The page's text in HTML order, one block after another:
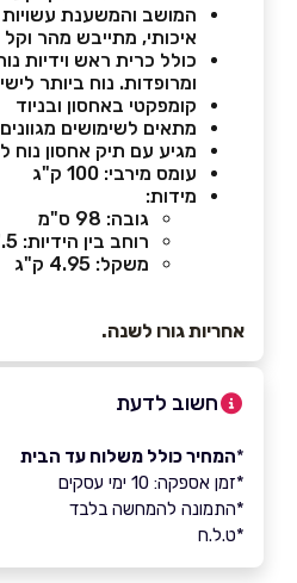
המושב והמשענת
איכותי, מתייבש מהר וקל
כולל כרית ראש וידיות
ומרופדות. נוח ביותר
קומפקטי באחסון ובניוד
מתאים לשימושים
מגיע עם תיק אחסון נוח
עומס מירבי: 100 ק"ג
מידות:
גובה: 98 ס"מ
רוחב בין הידיות: 57.5 ס"מ
משקל: 4.95 ק"ג
אחריות גורו לשנה.
חשוב לדעת
*המחיר כולל משלוח עד הבית
*זמן אספקה: 10 ימי עסקים
*התמונה להמחשה בלבד
*ט.ל.ח